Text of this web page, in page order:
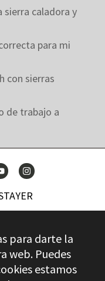
sierra caladora y
para mi
con sierras
de trabajo a
para darte la
web. Puedes
estamos